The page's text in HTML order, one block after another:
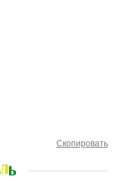
Скопировать